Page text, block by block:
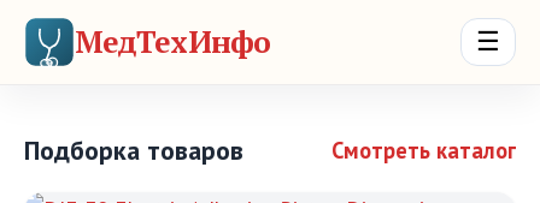
МедТехИнфо ☰
Подборка товаров Смотреть каталог